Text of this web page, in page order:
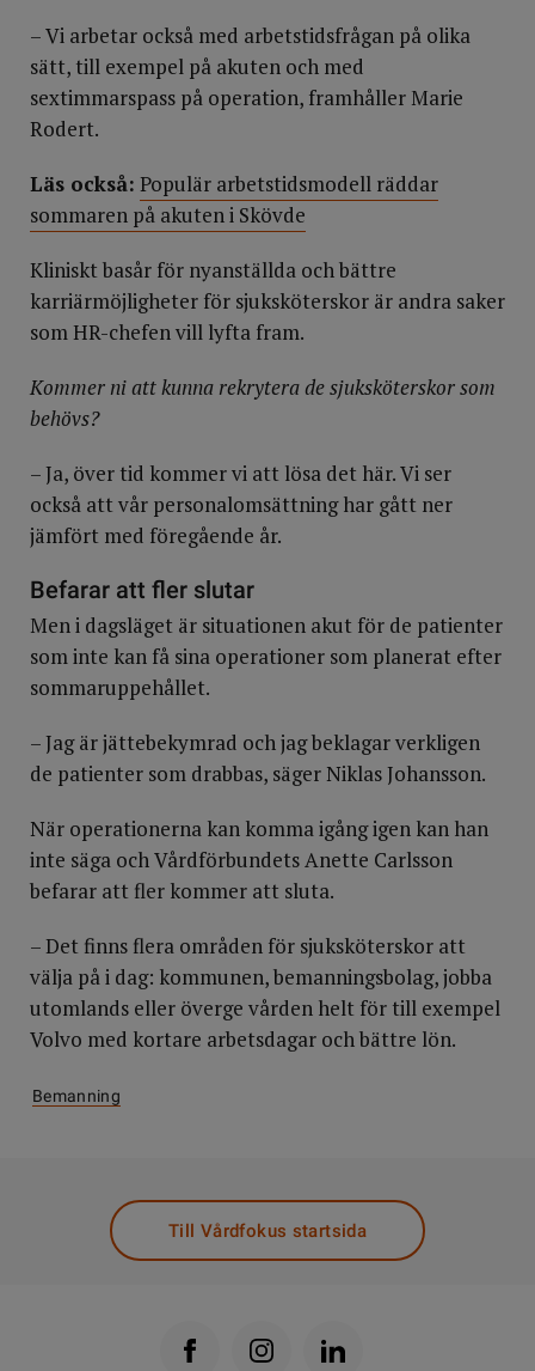
– Vi arbetar också med arbetstidsfrågan på olika
sätt, till exempel på akuten och med
sextimmarspass på operation, framhåller Marie
Rodert.
Läs också: Populär arbetstidsmodell räddar
sommaren på akuten i Skövde
Kliniskt basår för nyanställda och bättre
karriärmöjligheter för sjuksköterskor är andra saker
som HR-chefen vill lyfta fram.
Kommer ni att kunna rekrytera de sjuksköterskor som
behövs?
– Ja, över tid kommer vi att lösa det här. Vi ser
också att vår personalomsättning har gått ner
jämfört med föregående år.
Befarar att fler slutar
Men i dagsläget är situationen akut för de patienter
som inte kan få sina operationer som planerat efter
sommaruppehållet.
– Jag är jättebekymrad och jag beklagar verkligen
de patienter som drabbas, säger Niklas Johansson.
När operationerna kan komma igång igen kan han
inte säga och Vårdförbundets Anette Carlsson
befarar att fler kommer att sluta.
– Det finns flera områden för sjuksköterskor att
välja på i dag: kommunen, bemanningsbolag, jobba
utomlands eller överge vården helt för till exempel
Volvo med kortare arbetsdagar och bättre lön.
Bemanning
Till Vårdfokus startsida